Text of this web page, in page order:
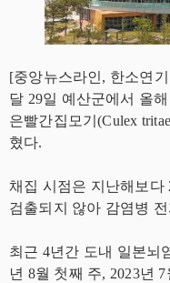
[중앙뉴스라인, 한소연
달 29일 예산군에서 올
은빨간집모기(Culex
혔다.
채집 시점은 지난해보다
검출되지 않아 감염병
최근 4년간 도내 일본뇌
년 8월 첫째 주, 2023년